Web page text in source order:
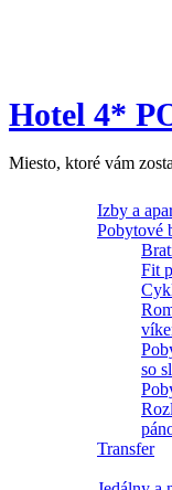
Hotel 4*
Miesto, ktoré vám
Izby a
Pobytové
Fit
so
Transfer